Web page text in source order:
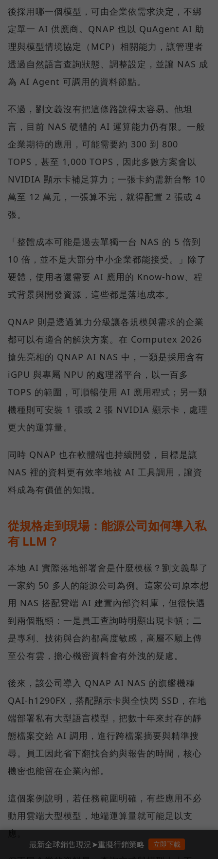
後採用哪一個模型，可由企業依需求決定，不綁
定單一 AI 供應商。QNAP 也以 QuAgent AI 助
理與模型情境協定（MCP）相關能力，讓管理者
透過自然語言查詢狀態、調整設定，並讓 NAS 成
為 AI Agent 可調用的資料節點。
不過，劉文義沒有把這條路說得太容易。他坦
言，目前 NAS 硬體的 AI 運算能力仍有限。一般
企業期待的應用，可能需要約 300 到 800
TOPS，甚至 1,000 TOPS，因此多數方案會以
NVIDIA 顯示卡補足算力；一張卡約需新台幣 10
萬至 12 萬元，一張算不完，就得配置 2 張或 4
張。
「整體成本可能是過去單獨一台 NAS 的 5 倍到
10 倍，並不是大部分中小企業都能接受。」除了
硬體，使用者還需要 AI 應用的 Know-how、程
式背景與開發資源，這些都是落地成本。
QNAP 則是透過算力分級讓各規模與需求的企業
都可以有適合的解決方案。在 Computex 2026
搶先亮相的 QNAP AI NAS 中，一類是採用含有
iGPU 與專屬 NPU 的處理器平台，以一百多
TOPS 的範圍，可順暢使用 AI 應用程式；另一類
機種則可安裝 1 張或 2 張 NVIDIA 顯示卡，處理
更大的運算量。
同時 QNAP 也在軟體端也持續開發，目標是讓
NAS 裡的資料更有效率地被 AI 工具調用，讓資
料成為有價值的知識。
從規格走到現場：能源公司如何導入私
有 LLM？
本地 AI 實際落地部署會是什麼模樣？劉文義舉了
一家約 50 多人的能源公司為例。這家公司原本想
用 NAS 搭配雲端 AI 建置內部資料庫，但很快遇
到兩個瓶頸：一是員工查詢時明顯出現卡頓；二
是專利、技術與合約都高度敏感，高層不願上傳
至公有雲，擔心機密資料會有外洩的疑慮。
後來，該公司導入 QNAP AI NAS 的旗艦機種
QAI-h1290FX，搭配顯示卡與全快閃 SSD，在地
端部署私有大型語言模型，把數十年來封存的靜
態檔案交給 AI 調用，進行跨檔案摘要與精準搜
尋。員工因此省下翻找合約與報告的時間，核心
機密也能留在企業內部。
這個案例說明，若任務範圍明確，有些應用不必
動用雲端大型模型，地端運算量就可能足以支
應。
最新全球銷售現況➤重擬行銷策略 立即下載